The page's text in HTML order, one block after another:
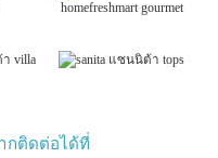
กติดต่อได้ที่